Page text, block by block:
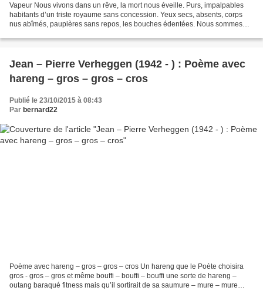
Vapeur Nous vivons dans un rêve, la mort nous éveille. Purs, impalpables
habitants d’un triste royaume sans concession. Yeux secs, absents, corps
nus abîmés, paupières sans repos, les bouches édentées. Nous sommes
Jean – Pierre Verheggen (1942 - ) : Poème avec
hareng – gros – gros – cros
Publié le 23/10/2015 à 08:43
Par bernard22
Poème avec hareng – gros – gros – cros Un hareng que le Poète choisira
gros - gros – gros et même bouffi – bouffi – bouffi une sorte de hareng –
outang baraqué fitness mais qu’il sortirait de sa saumure – mure – mure